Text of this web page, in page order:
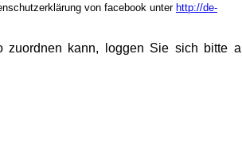
von facebook unter http://de-
zuordnen kann, loggen Sie sich bitte